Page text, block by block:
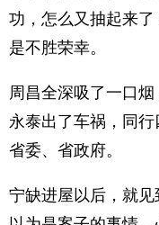
功，怎么又抽起来
是不胜荣幸。
周昌全深吸了一口
永泰出了车祸，同
省委、省政府。
宁缺进屋以后，就